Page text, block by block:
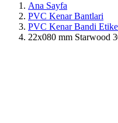
Ana Sayfa
PVC Kenar Bantlari
PVC Kenar Bandi
22x080 mm Starwood